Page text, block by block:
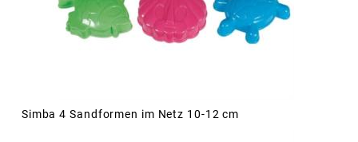
Simba 4 Sandformen im Netz 10-12 cm